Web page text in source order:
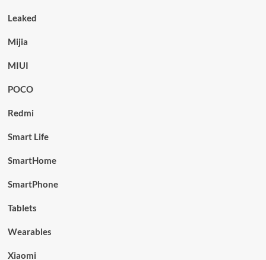
Leaked
Mijia
MIUI
POCO
Redmi
Smart Life
SmartHome
SmartPhone
Tablets
Wearables
Xiaomi